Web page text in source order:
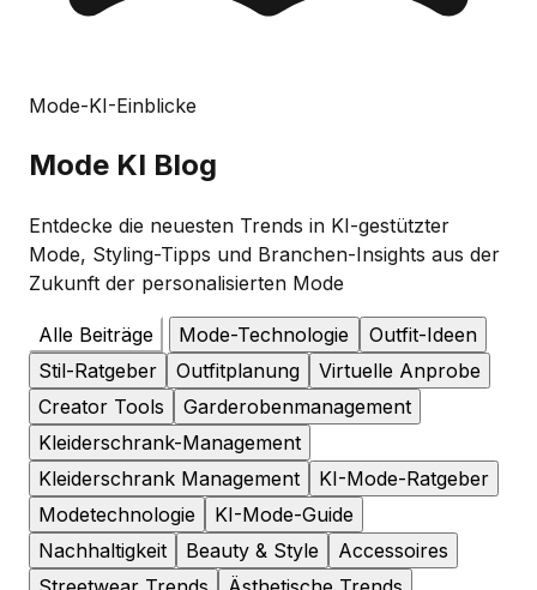
Mode-KI-Einblicke
Mode KI Blog
Entdecke die neuesten Trends in KI-gestützter
Mode, Styling-Tipps und Branchen-Insights aus der
Zukunft der personalisierten Mode
Alle Beiträge Mode-Technologie
Outfit-Ideen
Stil-Ratgeber
Outfitplanung
Virtuelle Anprobe
Creator Tools
Garderobenmanagement
Kleiderschrank-Management
Kleiderschrank Management
KI-Mode-Ratgeber
Modetechnologie
KI-Mode-Guide
Nachhaltigkeit
Beauty & Style
Accessoires